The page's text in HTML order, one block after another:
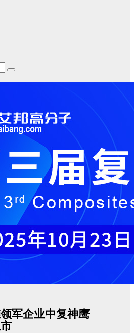
军企业中复神鹰